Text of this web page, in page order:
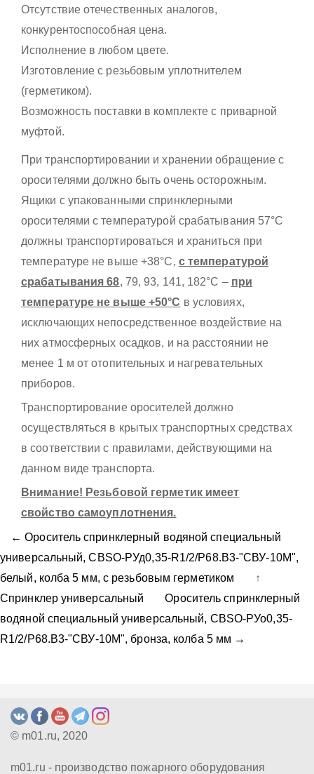
Отсутствие отечественных аналогов,
конкурентоспособная цена.
Исполнение в любом цвете.
Изготовление с резьбовым уплотнителем
(герметиком).
Возможность поставки в комплекте с приварной
муфтой.
При транспортировании и хранении обращение с
оросителями должно быть очень осторожным.
Ящики с упакованными спринклерными
оросителями с температурой срабатывания 57°С
должны транспортироваться и храниться при
температуре не выше +38°С, с температурой
срабатывания 68, 79, 93, 141, 182°С – при
температуре не выше +50°С в условиях,
исключающих непосредственное воздействие на
них атмосферных осадков, и на расстоянии не
менее 1 м от отопительных и нагревательных
приборов.
Транспортирование оросителей должно
осуществляться в крытых транспортных средствах
в соответствии с правилами, действующими на
данном виде транспорта.
Внимание! Резьбовой герметик имеет
свойство самоуплотнения.
← Ороситель спринклерный водяной специальный
универсальный, СBSO-РУд0,35-R1/2/Р68.В3-"СВУ-10М",
белый, колба 5 мм, с резьбовым герметиком
↑
Спринклер универсальный
Ороситель спринклерный
водяной специальный универсальный, СBSO-РУо0,35-
R1/2/Р68.В3-"СВУ-10М", бронза, колба 5 мм →
© m01.ru, 2020
m01.ru - производство пожарного оборудования